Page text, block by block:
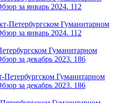
Петербургском Гуманитарном
за январь 2024. 112
Гуманитарном
за декабрь 2023. 186